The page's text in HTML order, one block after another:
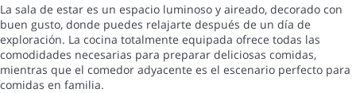
La sala de estar es un espacio luminoso y aireado, decorado con
buen gusto, donde puedes relajarte después de un día de
exploración. La cocina totalmente equipada ofrece todas las
comodidades necesarias para preparar deliciosas comidas,
mientras que el comedor adyacente es el escenario perfecto para
comidas en familia.